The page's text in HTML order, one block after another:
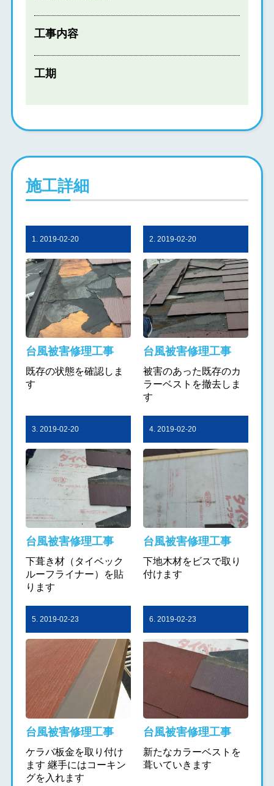
工事内容
工期
施工詳細
1. 2019-02-20
台風被害修理工事
既存の状態を確認しま
す
2. 2019-02-20
台風被害修理工事
被害のあった既存のカ
ラーベストを撤去しま
す
3. 2019-02-20
台風被害修理工事
下葺き材（タイベック
ルーフライナー）を貼
ります
4. 2019-02-20
台風被害修理工事
下地木材をビスで取り
付けます
5. 2019-02-23
台風被害修理工事
ケラバ板金を取り付け
ます 継手にはコーキン
グを入れます
6. 2019-02-23
台風被害修理工事
新たなカラーベストを
葺いていきます